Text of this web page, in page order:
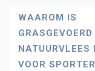
Bericht
WAAROM IS
GRASGEVOERD
NATUURVLEES
VOOR